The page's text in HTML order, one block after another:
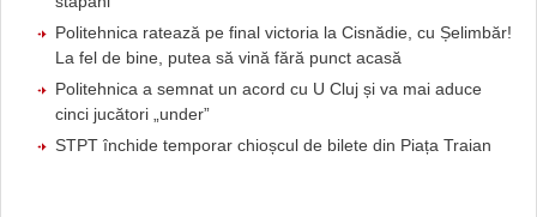
Politehnica ratează pe final victoria la Cisnădie, cu Șelimbăr!
La fel de bine, putea să vină fără punct acasă
Politehnica a semnat un acord cu U Cluj și va mai aduce
cinci jucători „under”
STPT închide temporar chioșcul de bilete din Piața Traian